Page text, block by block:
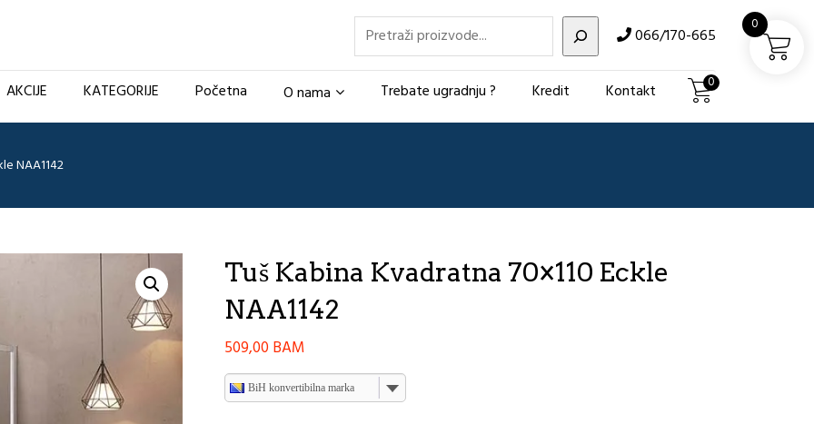
Pretraži 066/170-665
AKCIJE KATEGORIJE Početna O nama Trebate ugradnju ? Kredit Kontakt 0
NAA1142
Tuš Kabina Kvadratna 70×110 Eckle
NAA1142
509,00 BAM
BiH konvertibilna marka
0